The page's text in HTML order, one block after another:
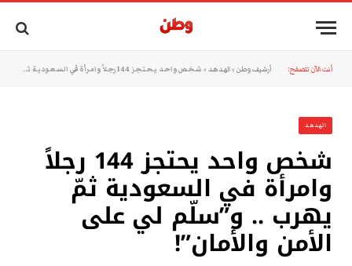
أنت الآن تتصفح: أرشيف وطن »الهدهد » شخص واحد يحتجز 144 رجلاً وامرأة في السعودية ثمّ يهرب .. و”سلّم لي على الأمن والأمان”!
الهدهد
شخص واحد يحتجز 144 رجلاً
وامرأة في السعودية ثمّ
يهرب .. و”سلّم لي على
الأمن والأمان”!